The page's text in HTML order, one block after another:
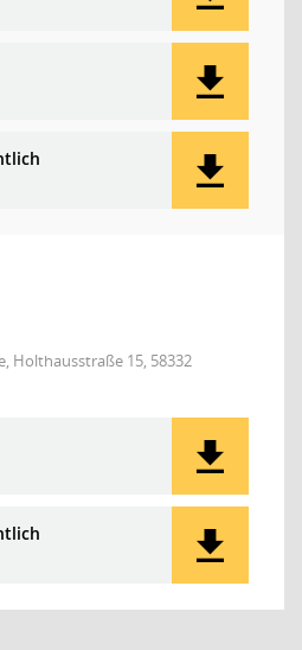
Holthausstraße 15, 58332